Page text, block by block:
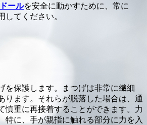
ールを安全に動かすために、常に
してください。
を保護します。まつげは非常に繊細
ります。それらが脱落した場合は、通
慎重に再接着することができます。力
特に、手が親指に触れる部分に力を入